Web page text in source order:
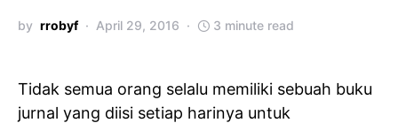
by rrobyf April 29, 2016 3 minute read
Tidak semua orang selalu memiliki sebuah buku
jurnal yang diisi setiap harinya untuk